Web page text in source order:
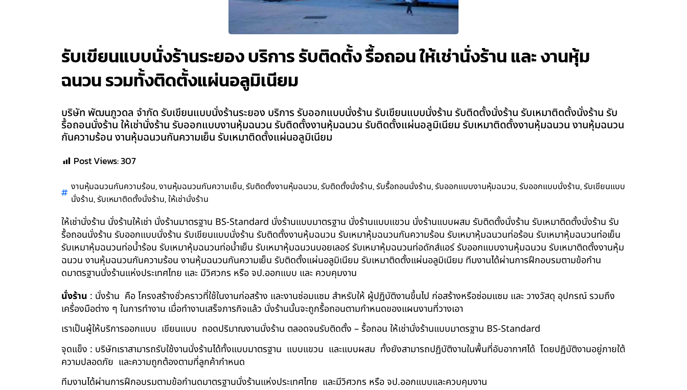
รับเขียนแบบนั่งร้านระยอง บริการ รับติดตั้ง รื้อถอน ให้เช่านั่งร้าน และ งานหุ้ม
ฉนวน รวมทั้งติดตั้งแผ่นอลูมิเนียม
บริษัท พัฒนภูวดล จำกัด รับเขียนแบบนั่งร้านระยอง บริการ รับออกแบบนั่งร้าน รับเขียนแบบนั่งร้าน รับติดตั้งนั่งร้าน รับเหมาติดตั้งนั่งร้าน รับ
รื้อถอนนั่งร้าน ให้เช่านั่งร้าน รับออกแบบงานหุ้มฉนวน รับติดตั้งงานหุ้มฉนวน รับติดตั้งแผ่นอลูมิเนียม รับเหมาติดตั้งงานหุ้มฉนวน งานหุ้มฉนวน
กันความร้อน งานหุ้มฉนวนกันความเย็น รับเหมาติดตั้งแผ่นอลูมิเนียม
Post Views:307
งานหุ้มฉนวนกันความร้อน,งานหุ้มฉนวนกันความเย็น,รับติดตั้งงานหุ้มฉนวน,รับติดตั้งนั่งร้าน,รับรื้อถอนนั่งร้าน,รับออกแบบงานหุ้มฉนวน,รับออกแบบนั่งร้าน,รับเขียนแบบ
นั่งร้าน,รับเหมาติดตั้งนั่งร้าน,ให้เช่านั่งร้าน
ให้เช่านั่งร้าน นั่งร้านให้เช่า นั่งร้านมาตรฐาน BS-Standard นั่งร้านแบบมาตรฐาน นั่งร้านแบบแขวน นั่งร้านแบบผสม รับติดตั้งนั่งร้าน รับเหมาติดตั้งนั่งร้าน รับ
รื้อถอนนั่งร้าน รับออกแบบนั่งร้าน รับเขียนแบบนั่งร้าน รับติดตั้งงานหุ้มฉนวน รับเหมาหุ้มฉนวนกันความร้อน รับเหมาหุ้มฉนวนท่อร้อน รับเหมาหุ้มฉนวนท่อเย็น
รับเหมาหุ้มฉนวนท่อน้ำร้อน รับเหมาหุ้มฉนวนท่อน้ำเย็น รับเหมาหุ้มฉนวนบอยเลอร์ รับเหมาหุ้มฉนวนท่อดักส์แอร์ รับออกแบบงานหุ้มฉนวน รับเหมาติดตั้งงานหุ้ม
ฉนวน งานหุ้มฉนวนกันความร้อน งานหุ้มฉนวนกันความเย็น รับติดตั้งแผ่นอลูมิเนียม รับเหมาติดตั้งแผ่นอลูมิเนียม ทีมงานได้ผ่านการฝึกอบรมตามข้อกำน
ดมาตรฐานนั่งร้านแห่งประเทศไทย และ มีวิศวกร หรือ จป.ออกแบบ และ ควบคุมงาน
นั่งร้าน : นั่งร้าน คือ โครงสร้างชั่วคราวที่ใช้ในงานก่อสร้าง และงานซ่อมแซม สำหรับให้ ผู้ปฏิบัติงานขึ้นไป ก่อสร้างหรือซ่อมแซม และ วางวัสดุ อุปกรณ์ รวมถึง
เครื่องมือต่าง ๆ ในการทำงาน เมื่อทำงานเสร็จภารกิจแล้ว นั่งร้านนั้นจะถูกรื้อถอนตามกำหนดของแผนงานที่วางเอา
เราเป็นผู้ให้บริการออกแบบ เขียนแบบ ถอดปริมาณงานนั่งร้าน ตลอดจนรับติดตั้ง – รื้อถอน ให้เช่านั่งร้านแบบมาตรฐาน BS-Standard
จุดแข็ง : บริษัทเราสามารถรับใช้งานนั่งร้านได้ทั้งแบบมาตรฐาน แบบแขวน และแบบผสม ทั้งยังสามารถปฏิบัติงานในพื้นที่อับอากาศได้ โดยปฏิบัติงานอยู่ภายใต้
ความปลอดภัย และความถูกต้องตามที่ลูกค้ากำหนด
ทีมงานได้ผ่านการฝึกอบรมตามข้อกำนดมาตรฐานนั่งร้านแห่งประเทศไทย และมีวิศวกร หรือ จป.ออกแบบและควบคุมงาน